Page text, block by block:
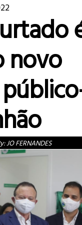
novo
JO FERNANDES